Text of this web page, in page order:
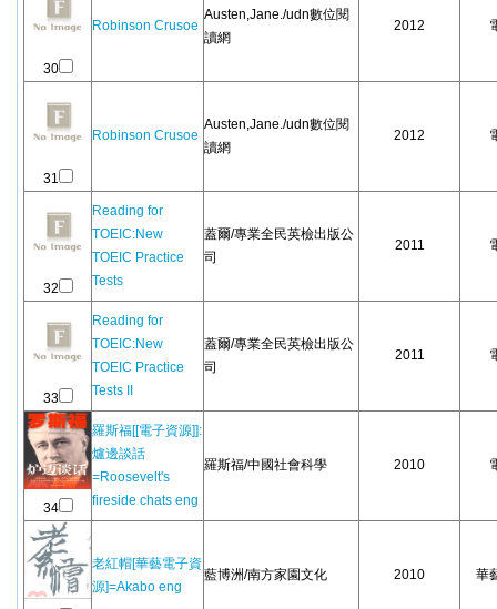
30
Robinson Crusoe
Austen,Jane./udn數位閱
讀網
2012
31
Robinson Crusoe
Austen,Jane./udn數位閱
讀網
2012
32
Reading for
TOEIC:New
TOEIC Practice
Tests
蓋爾/專業全民英檢出版公
司
2011
33
Reading for
TOEIC:New
TOEIC Practice
Tests II
蓋爾/專業全民英檢出版公
司
2011
34
羅斯福[[電子資源]]:
爐邊談話
=Roosevelt's
fireside chats eng
羅斯福/中國社會科學 2010
老紅帽[華藝電子資
源]=Akabo eng
藍博洲/南方家園文化 2010 華